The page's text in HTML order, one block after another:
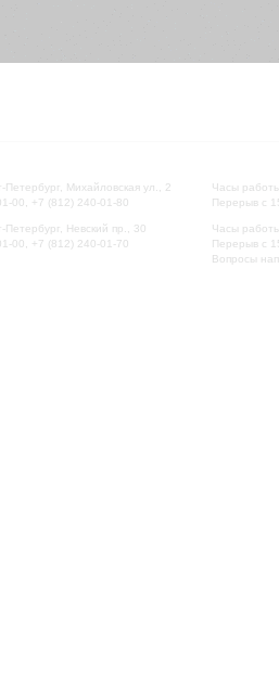
Петербург, Михайловская ул., 2
00, +7 (812) 240-01-80
Петербург, Невский пр., 30
00, +7 (812) 240-01-70
Часы
Перерыв с
Часы
Перерыв с
Вопросы